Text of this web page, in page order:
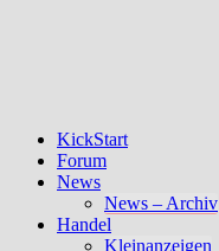
KickStart
Forum
News
News – Archiv
Handel
Kleinanzeigen